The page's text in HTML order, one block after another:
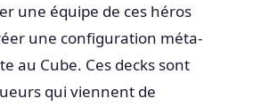
une équipe de ces héros
une configuration méta-
au Cube. Ces decks sont
qui viennent de